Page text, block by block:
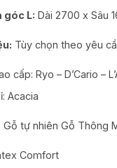
góc L: Dài 2700 x Sâu
Tùy chọn theo yêu
cấp: Ryo – D’Cario –
Acacia
Gỗ tự nhiên Gỗ Thông
Comfort